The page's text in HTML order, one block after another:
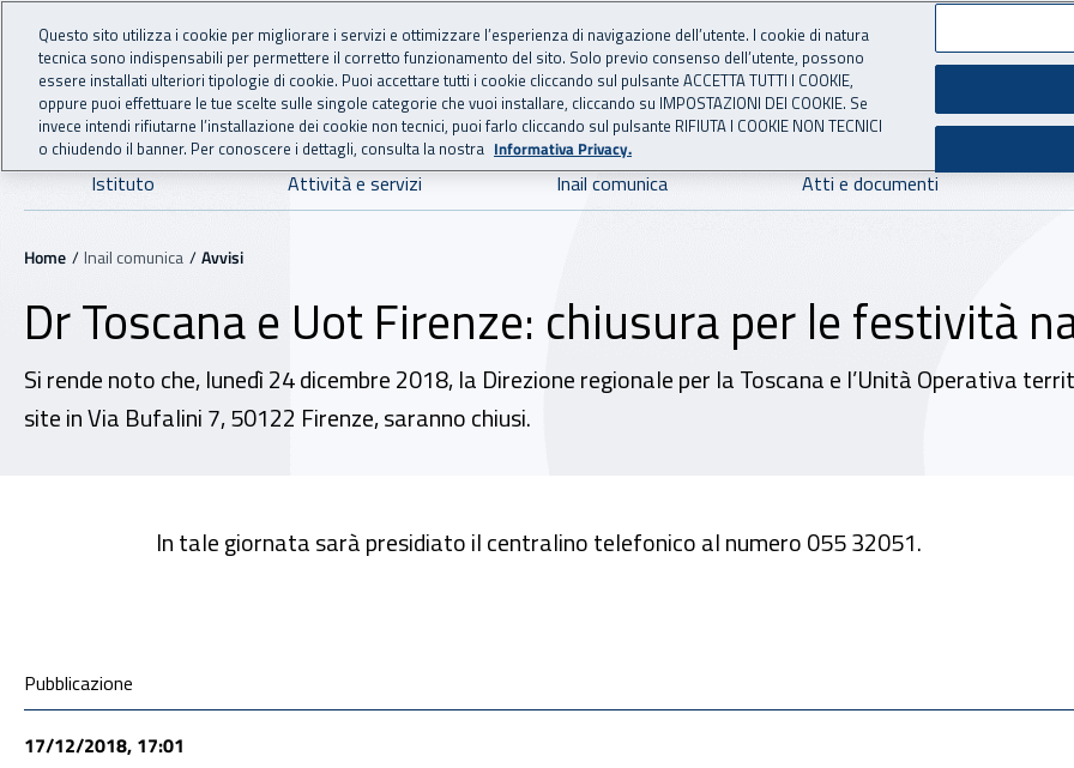
Vai al menu principale
Vai al contenuto principale
INAIL - Istituto Nazionale per l'Assicurazione
Navigazione principale
Istituto Attività e servizi Inail comunica Atti e documenti
Navigazione - Ti trovi in:
Home Inail comunica Avvisi
Dr Toscana e Uot Firenze: chiusura per le festività
Si rende noto che, lunedì 24 dicembre 2018, la Direzione regionale per la Toscana e l’Unità Operativa
site in Via Bufalini 7, 50122 Firenze, saranno chiusi.
In tale giornata sarà presidiato il centralino telefonico al numero 055 32051.
Condivisione social
Pubblicazione
17/12/2018, 17:01
Questo sito utilizza i cookie per migliorare i servizi e ottimizzare l’esperienza di navigazione dell’utente. I cookie di natura
tecnica sono indispensabili per permettere il corretto funzionamento del sito. Solo previo consenso dell’utente, possono
essere installati ulteriori tipologie di cookie. Puoi accettare tutti i cookie cliccando sul pulsante ACCETTA TUTTI I COOKIE,
oppure puoi effettuare le tue scelte sulle singole categorie che vuoi installare, cliccando su IMPOSTAZIONI DEI COOKIE. Se
invece intendi rifiutarne l’installazione dei cookie non tecnici, puoi farlo cliccando sul pulsante RIFIUTA I COOKIE NON TECNICI
o chiudendo il banner. Per conoscere i dettagli, consulta la nostra Informativa Privacy.